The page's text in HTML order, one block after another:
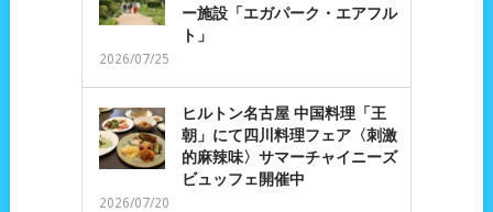
ー施設「エガパーク・エアフル
ト」
2026/07/25
ヒルトン名古屋 中国料理「王
朝」にて四川料理フェア〈刺激
的麻辣味〉サマーチャイニーズ
ビュッフェ開催中
2026/07/20